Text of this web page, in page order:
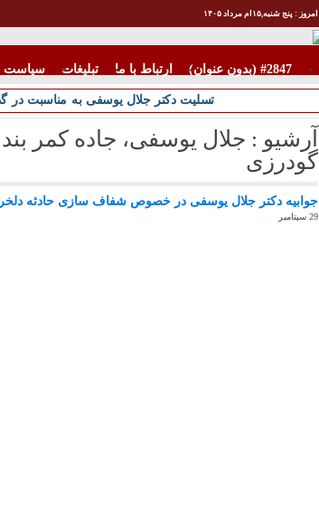
امروز : پنج شنبه,۱۵ام مرداد ۱۴۰۵
#2847 (بدون عنوان) ارتباط با ما تبلیغات سیاست
تسلیت دکتر جلال یوسفی به مناسبت در
آرشیو : جلال یوسفی، جاده کمر
گودرزی
جوابیه دکتر جلال یوسفی در خصوص شفاف سازی حادثه
29 سپتامبر